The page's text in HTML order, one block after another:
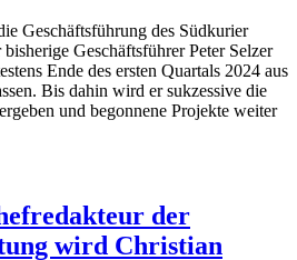
Geschäftsführung des Südkurier
Geschäftsführer Peter Selzer
Ende des ersten Quartals 2024 aus
Bis dahin wird er sukzessive die
und begonnene Projekte weiter
der
wird Christian